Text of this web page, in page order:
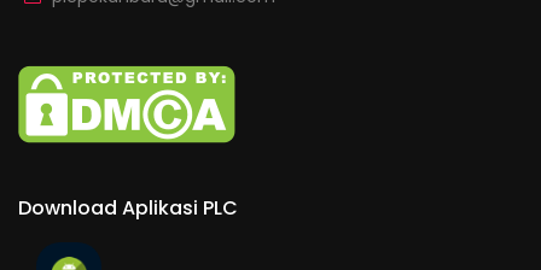
Download Aplikasi PLC